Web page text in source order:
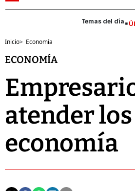
Inicio> Economía
ECONOMÍA
atender
economía